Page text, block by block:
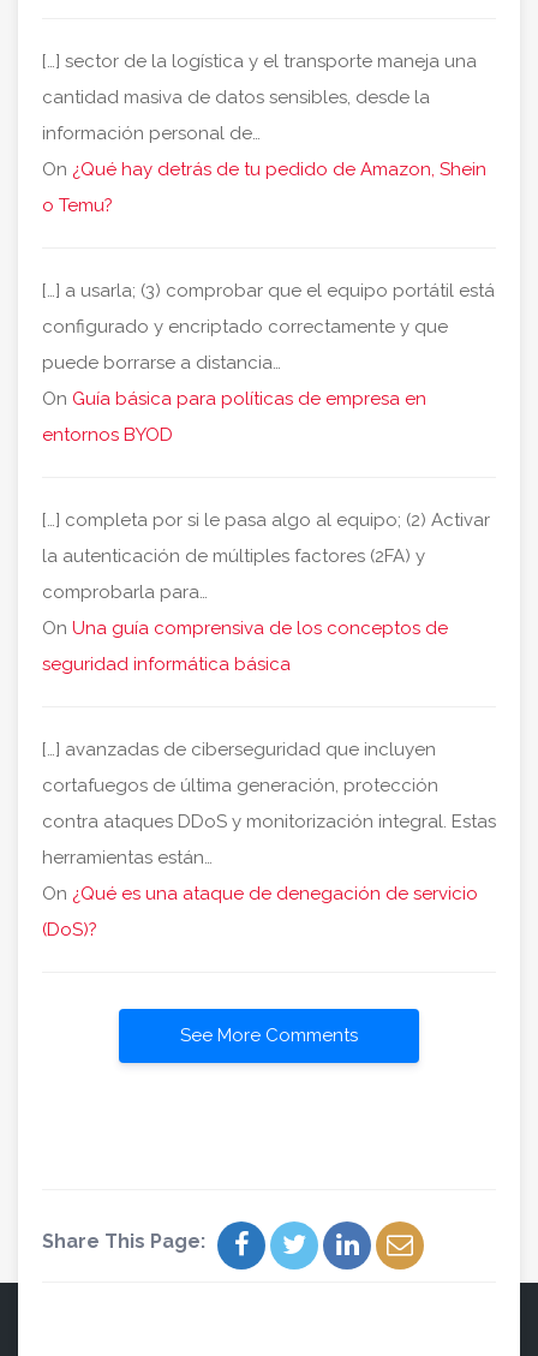
[…] sector de la logística y el transporte maneja una
cantidad masiva de datos sensibles, desde la
información personal de…
On ¿Qué hay detrás de tu pedido de Amazon, Shein
o Temu?
[…] a usarla; (3) comprobar que el equipo portátil está
configurado y encriptado correctamente y que
puede borrarse a distancia…
On Guía básica para políticas de empresa en
entornos BYOD
[…] completa por si le pasa algo al equipo; (2) Activar
la autenticación de múltiples factores (2FA) y
comprobarla para…
On Una guía comprensiva de los conceptos de
seguridad informática básica
[…] avanzadas de ciberseguridad que incluyen
cortafuegos de última generación, protección
contra ataques DDoS y monitorización integral. Estas
herramientas están…
On ¿Qué es una ataque de denegación de servicio
(DoS)?
See More Comments
Share This Page: